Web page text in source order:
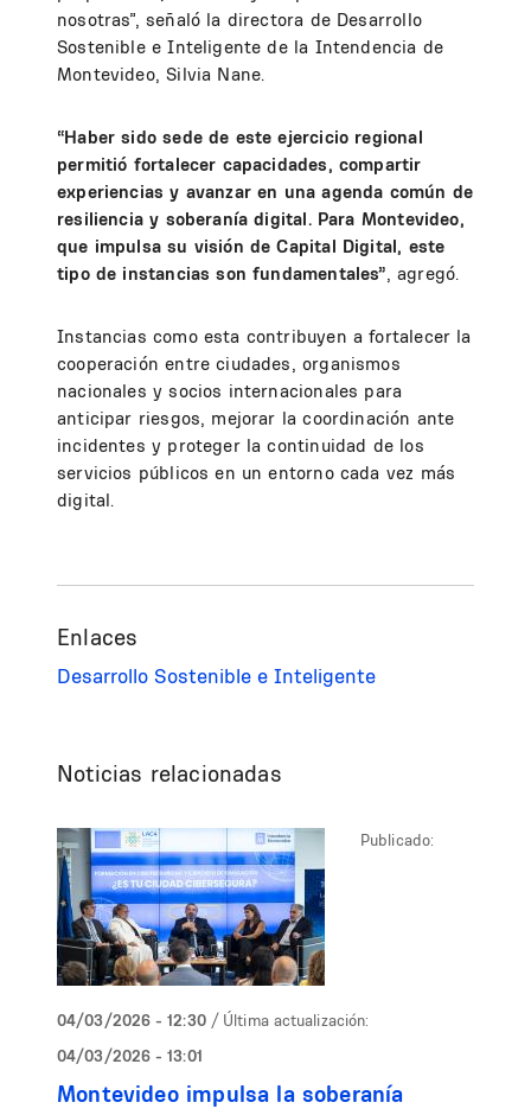
nosotras”, señaló la directora de Desarrollo
Sostenible e Inteligente de la Intendencia de
Montevideo, Silvia Nane.
“Haber sido sede de este ejercicio regional
permitió fortalecer capacidades, compartir
experiencias y avanzar en una agenda común de
resiliencia y soberanía digital. Para Montevideo,
que impulsa su visión de Capital Digital, este
tipo de instancias son fundamentales”, agregó.
Instancias como esta contribuyen a fortalecer la
cooperación entre ciudades, organismos
nacionales y socios internacionales para
anticipar riesgos, mejorar la coordinación ante
incidentes y proteger la continuidad de los
servicios públicos en un entorno cada vez más
digital.
Enlaces
Desarrollo Sostenible e Inteligente
Noticias relacionadas
Publicado:
04/03/2026 - 12:30 / Última actualización:
04/03/2026 - 13:01
Montevideo impulsa la soberanía